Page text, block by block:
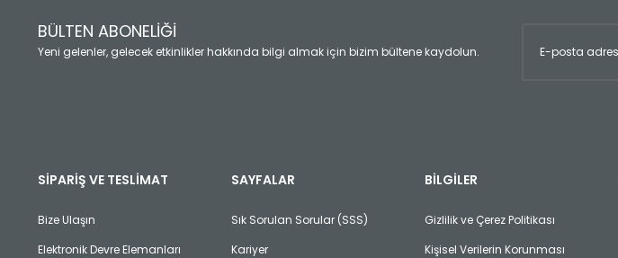
Ürün fiyatı diğer sitelerden daha pahalı.
Bu ürüne benzer farklı alternatifler olmalı.
BÜLTEN ABONELİĞİ
Yeni gelenler, gelecek etkinlikler hakkında bilgi almak için bizim bültene kaydolun.
SİPARİŞ VE TESLİMAT
Bize Ulaşın
Elektronik Devre Elemanları
SAYFALAR
Sık Sorulan Sorular (SSS)
Kariyer
BİLGİLER
Gizlilik ve Çerez Politikası
Kişisel Verilerin Korunması